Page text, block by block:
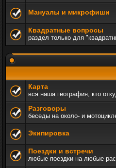
Мануалы и микрофиши
Квадратные вопросы
раздел только для
Карта
вся наша география, кто
Разговоры
беседы на около- и
Экипировка
Поездки и встречи
любые поездки на любые